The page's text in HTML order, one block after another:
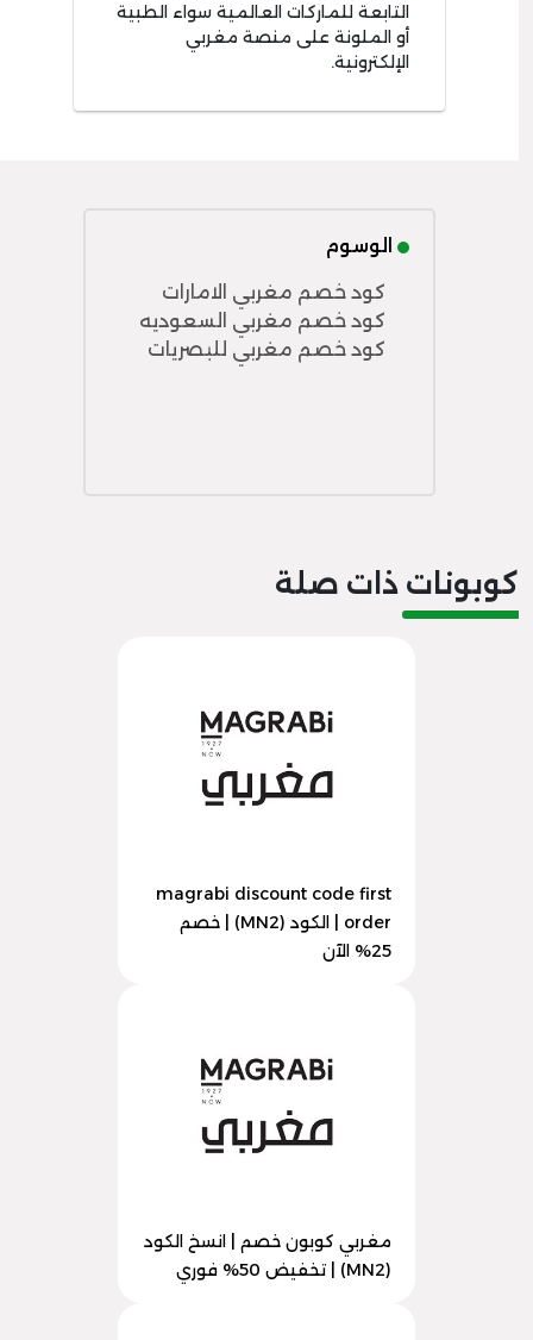
التابعة للماركات العالمية سواء الطبية
أو الملونة على منصة مغربي
الإلكترونية.
الوسوم
كود خصم مغربي الامارات
كود خصم مغربي السعوديه
كود خصم مغربي للبصريات
كوبونات ذات صلة
magrabi discount code first
order | الكود (MN2) | خصم
25% الآن
مغربي كوبون خصم | انسخ الكود
(MN2) | تخفيض 50% فوري